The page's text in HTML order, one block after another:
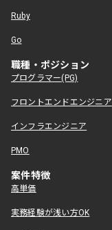
Ruby
Go
職種・ポジション
プログラマー(PG)
フロントエンドエンジニア
インフラエンジニア
PMO
案件特徴
高単価
実務経験が浅い方OK